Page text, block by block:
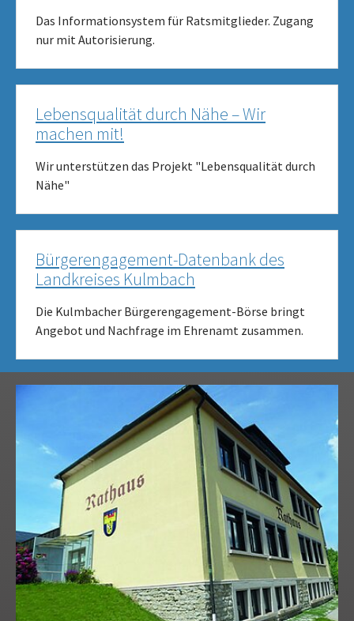
Das Informationsystem für Ratsmitglieder. Zugang
nur mit Autorisierung.
Lebensqualität durch Nähe – Wir
machen mit!
Wir unterstützen das Projekt "Lebensqualität durch
Nähe"
Bürgerengagement-Datenbank des
Landkreises Kulmbach
Die Kulmbacher Bürgerengagement-Börse bringt
Angebot und Nachfrage im Ehrenamt zusammen.